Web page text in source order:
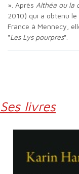
». Après Althéa ou la
2010) qui a obtenu
France à Mennecy,
"Les Lys pourpres".
Ses livres